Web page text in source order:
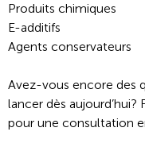
Produits chimiques
E-additifs
Agents conservateurs
Avez-vous encore des
lancer dès
pour une consultation